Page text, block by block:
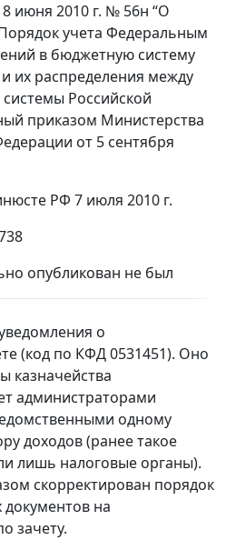
июня 2010 г. № 56н “О
учета Федеральным
в бюджетную систему
их распределения между
Российской
приказом Министерства
от 5 сентября
РФ 7 июля 2010 г.
опубликован не был
о
(код по КФД 0531451). Оно
казначейства
администраторами
одному
доходов (ранее такое
лишь налоговые органы).
скорректирован порядок
на
зачету.